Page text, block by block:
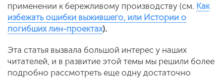
применении к бережливому производству (см. Как
избежать ошибки выжившего, или Истории о
погибших лин-проектах).
Эта статья вызвала большой интерес у наших
читателей, и в развитие этой темы мы решили более
подробно рассмотреть еще одну достаточно